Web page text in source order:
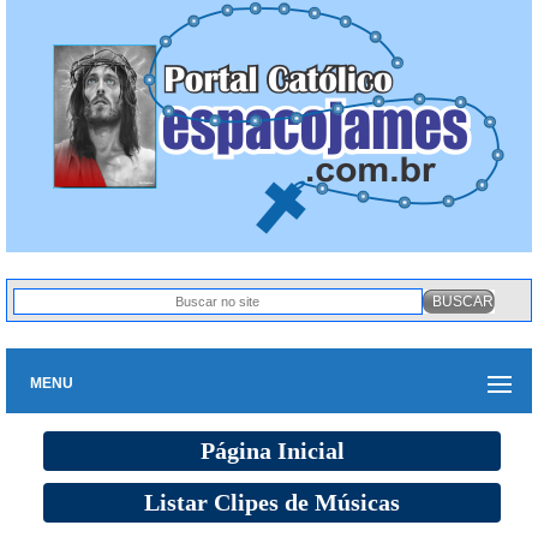
MENU
Página Inicial
Listar Clipes de Músicas